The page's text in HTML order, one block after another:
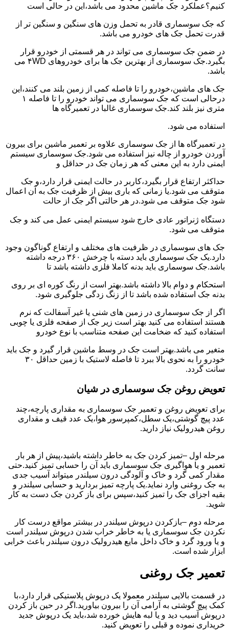
کنیم؟عملکرد جک ماشین محدود می باشد،این در حالی است
که جک سوسماری قادر به تحمل وزن های سنگین و سنگین تر از
قدرت تحمل جک های خودرو می باشد.
در ضمن جک سوسماری می تواند در هر قسمتی از خودرو قرار
بگیرد.جک سوسماری از بهترین جک ها برای خودروهای ۴WD می
باشد.
جک های ماشین،خودرو را تا فاصله کمی از زمین بلند می کنند،این
درحالی است که جک سوسماری می تواند خودرو را تا فاصله ۱
متری نیز بلند کند.جک سوسماری غالبا در تعمیرگاه ها
استفاده می شود.
در تعمیرگاه ها از جک سوسماری علاوه بر تعمیر ماشین برای بیرون
آوردن خودرو از چاله نیز استفاده می شود.جک سوسماری سیستم
ایمنی دارد به این معنی که هر زمان جک در حداقل و
حداکثر ارتفاع قرار بگیرد،کاربر در حالت ایمنی قرار دارد،و جک
متوقف می شود.یا زمانی که باری بیش از ظرفیت جک به آن اعمال
شود جک متوقف می شود.در هر حالتی اگر جک از حالت
دستگاه ژنراتور عادی خارج شود سیستم ایمنی عمل می کند و جک
متوقف می شود.
جک های سوسماری در ظرفیت های مختلف و ارتفاع گوناگون وجود
دارد.یک جک سوسماری باید دسته با چرخش ۳۶۰ درجه داشته
باشد.جک سوسماری باید بدنه کاملا فلزی داشته باشد تا
استحکام و دوام بالا داشته باشد.بهتر است از رنگ کوره ای بر روی
بدنه جک استفاده شده باشد تا از زنگ زدگی جلوگیری شود.
اگر از جک سوسماری در زمین های شنی یا غیر آسفالت که نرم
هستند استفاده می کنید بهتر است زیر جک از صفحه فلزی یا چوبی
استفاده کنید که ضخامت این صفحه متناسب با نوع خودرو
متغیر می باشد.بهتر است جک در وسط ماشین قرار گیرد و جک باید
خودرو را به نحوی بالا ببرد تا فاصله لاستیک با زمین حداقل ۳۰
سانت گردد.
تعویض روغن جک سوسماری در شیان
برای تعویض روغن و تعمیر جک سوسماری به مقداری پارچه،چند
عدد پیچ گوشتی،یک سطل،کمپرسور هوا،یک عدد قیف و مقداری
روغن هیدرولیک نیاز دارید.
مرحله اول –تمیز کردن جک به خاطر داشته باشید،پیش از هر بار
تعمیر و یا هواگیری جک سوسماری باید آن را حسابی تمیز کنید.حتی
مقدار کمی گرد و خاک و آلودگی درون سیلندر میتواند آسیب جدی
به جک روغنی وارد نماید.یک پارچه تمیز بردارید و حسابی سیلندر و
بقیه اجزای جک را تمیز کنید،سپس برای باز کردن جک دست به کار
شوید.
مرحله دوم –بازکردن درپوش سیلندر در بیشتر مواقع درست کار
نکردن جک سوسماری یا به خاطر خراب شدن درپوش سیلندر است
و یا ورود گرد و خاک داخل مایع هیدرولیک درون سیلندر باعث خرابی
ابزار شده است.
تعمیر جک روغنی
در قسمت بالایی سیلندر معمولا یک درپوش پلاستیکی قرار دارد،با
کمک پیچ گوشتی به آرامی آن را بیرون بیاورید.اگر در حین باز کردن
درپوش آسیب دید و یا لبه هایش خورده شد،باید یک درپوش جدید
خریداری نموده و قبلی را تعویض کنید.